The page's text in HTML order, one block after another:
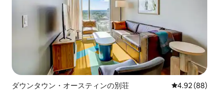
ダウンタウン・オースティンの別荘 レビュー88
4.92 (88)